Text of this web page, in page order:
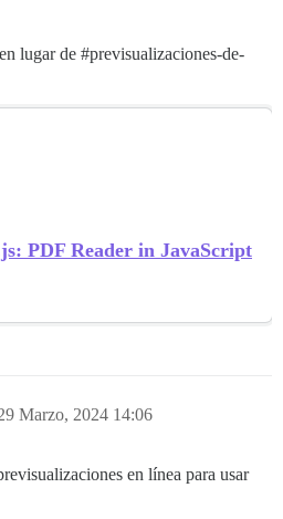
lugar de #previsualizaciones-de-
PDF Reader in JavaScript
Marzo, 2024 14:06
en línea para usar